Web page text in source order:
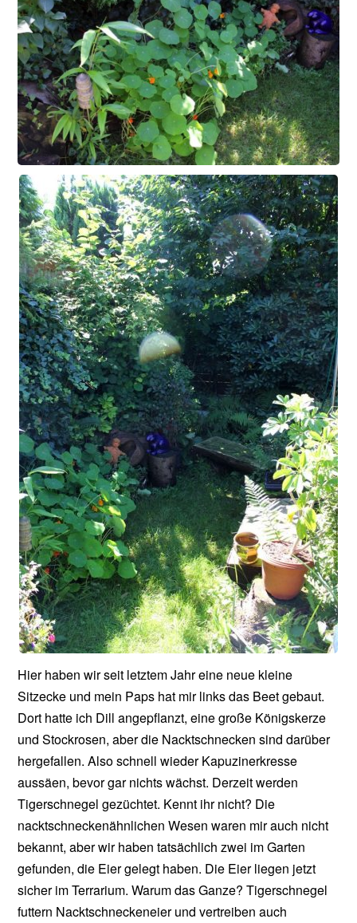
Hier haben wir seit letztem Jahr eine neue kleine
Sitzecke und mein Paps hat mir links das Beet gebaut.
Dort hatte ich Dill angepflanzt, eine große Königskerze
und Stockrosen, aber die Nacktschnecken sind darüber
hergefallen. Also schnell wieder Kapuzinerkresse
aussäen, bevor gar nichts wächst. Derzeit werden
Tigerschnegel gezüchtet. Kennt ihr nicht? Die
nacktschneckenähnlichen Wesen waren mir auch nicht
bekannt, aber wir haben tatsächlich zwei im Garten
gefunden, die Eier gelegt haben. Die Eier liegen jetzt
sicher im Terrarium. Warum das Ganze? Tigerschnegel
futtern Nacktschneckeneier und vertreiben auch